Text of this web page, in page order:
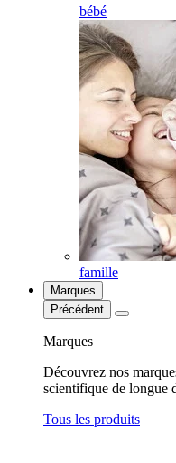
bébé
famille
Marques
Précédent
Marques
Découvrez nos
scientifique de longue
Tous les produits